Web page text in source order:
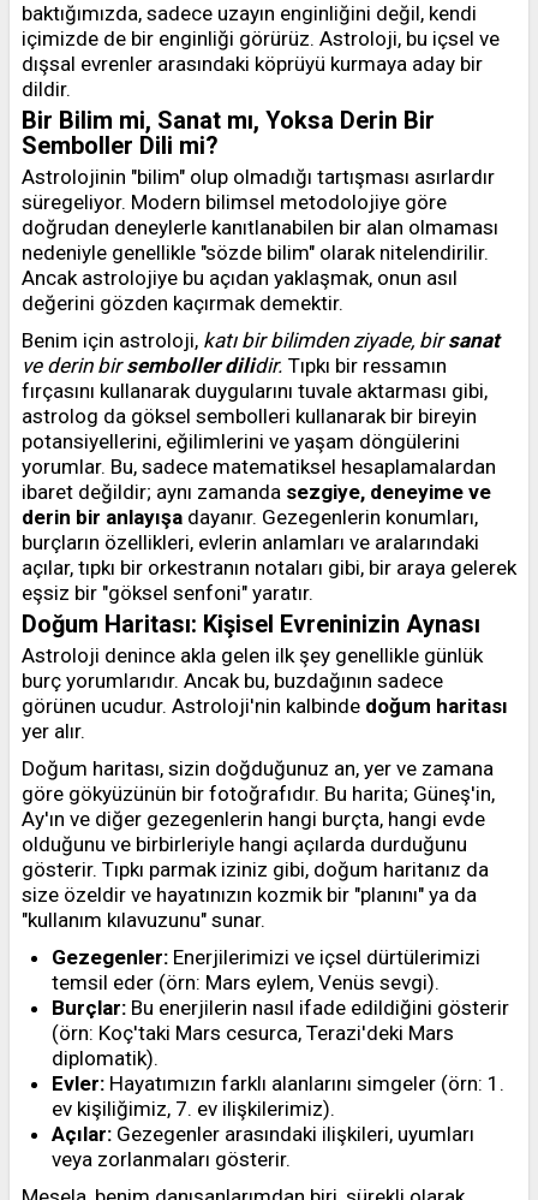
baktığımızda, sadece uzayın enginliğini değil, kendi
içimizde de bir enginliği görürüz. Astroloji, bu içsel ve
dışsal evrenler arasındaki köprüyü kurmaya aday bir
dildir.
Bir Bilim mi, Sanat mı, Yoksa Derin Bir
Semboller Dili mi?
Astrolojinin "bilim" olup olmadığı tartışması asırlardır
süregeliyor. Modern bilimsel metodolojiye göre
doğrudan deneylerle kanıtlanabilen bir alan olmaması
nedeniyle genellikle "sözde bilim" olarak nitelendirilir.
Ancak astrolojiye bu açıdan yaklaşmak, onun asıl
değerini gözden kaçırmak demektir.
Benim için astroloji, katı bir bilimden ziyade, birsanat
ve derin birsemboller dilidir. Tıpkı bir ressamın
fırçasını kullanarak duygularını tuvale aktarması gibi,
astrolog da göksel sembolleri kullanarak bir bireyin
potansiyellerini, eğilimlerini ve yaşam döngülerini
yorumlar. Bu, sadece matematiksel hesaplamalardan
ibaret değildir; aynı zamanda sezgiye, deneyime ve
derin bir anlayışa dayanır. Gezegenlerin konumları,
burçların özellikleri, evlerin anlamları ve aralarındaki
açılar, tıpkı bir orkestranın notaları gibi, bir araya gelerek
eşsiz bir "göksel senfoni" yaratır.
Doğum Haritası: Kişisel Evreninizin Aynası
Astroloji denince akla gelen ilk şey genellikle günlük
burç yorumlarıdır. Ancak bu, buzdağının sadece
görünen ucudur. Astroloji'nin kalbinde doğum haritası
yer alır.
Doğum haritası, sizin doğduğunuz an, yer ve zamana
göre gökyüzünün bir fotoğrafıdır. Bu harita; Güneş'in,
Ay'ın ve diğer gezegenlerin hangi burçta, hangi evde
olduğunu ve birbirleriyle hangi açılarda durduğunu
gösterir. Tıpkı parmak iziniz gibi, doğum haritanız da
size özeldir ve hayatınızın kozmik bir "planını" ya da
"kullanım kılavuzunu" sunar.
Gezegenler: Enerjilerimizi ve içsel dürtülerimizi
temsil eder (örn: Mars eylem, Venüs sevgi).
Burçlar: Bu enerjilerin nasıl ifade edildiğini gösterir
(örn: Koç'taki Mars cesurca, Terazi'deki Mars
diplomatik).
Evler: Hayatımızın farklı alanlarını simgeler (örn: 1.
ev kişiliğimiz, 7. ev ilişkilerimiz).
Açılar: Gezegenler arasındaki ilişkileri, uyumları
veya zorlanmaları gösterir.